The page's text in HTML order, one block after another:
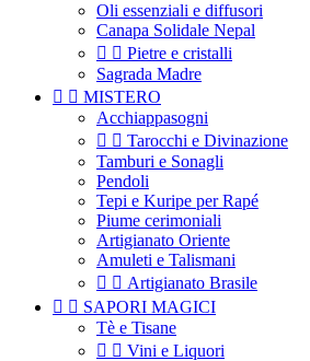
Oli essenziali e diffusori
Canapa Solidale Nepal
  Pietre e cristalli
Sagrada Madre
  MISTERO
Acchiappasogni
  Tarocchi e Divinazione
Tamburi e Sonagli
Pendoli
Tepi e Kuripe per Rapé
Piume cerimoniali
Artigianato Oriente
Amuleti e Talismani
  Artigianato Brasile
  SAPORI MAGICI
Tè e Tisane
  Vini e Liquori